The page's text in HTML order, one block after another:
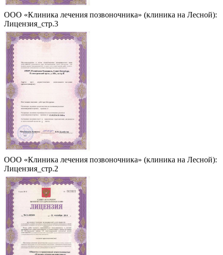
ООО «Клиника лечения позвоночника» (клиника на Лесной):
Лицензия_стр.3
ООО «Клиника лечения позвоночника» (клиника на Лесной):
Лицензия_стр.2